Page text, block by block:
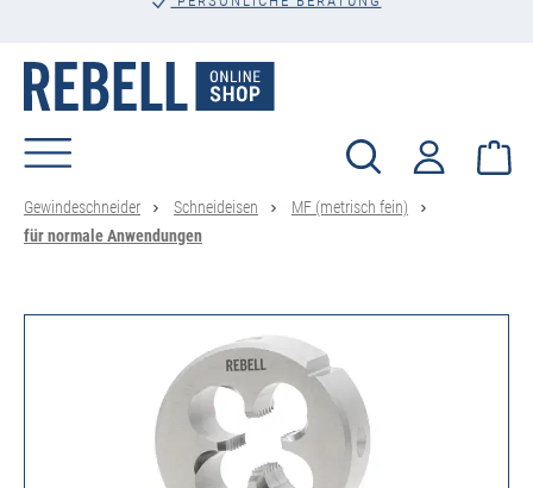
Gewindeschneider Schneideisen
MF (metrisch fein)
für normale Anwendungen